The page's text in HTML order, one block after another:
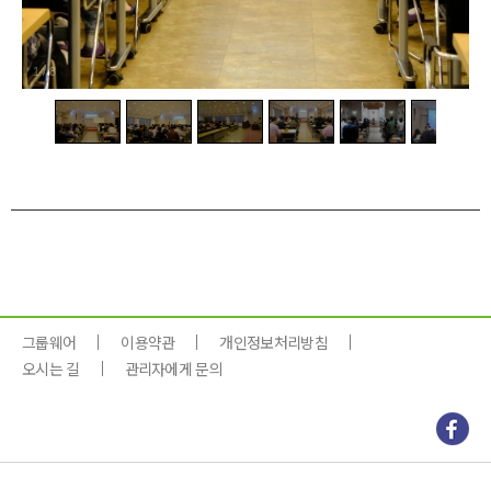
1/8
그룹웨어 이용약관
개인정보처리방침
오시는 길
관리자에게 문의